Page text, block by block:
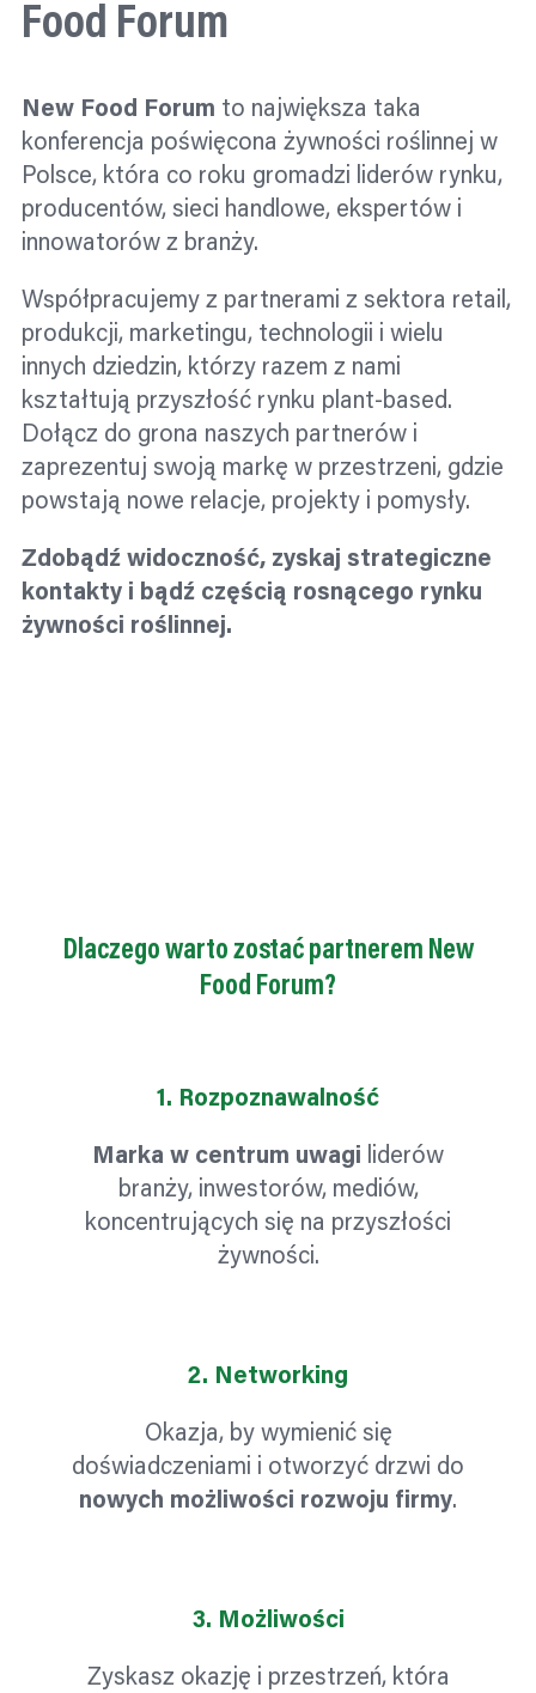
Food Forum
New Food Forum to największa taka
konferencja poświęcona żywności roślinnej w
Polsce, która co roku gromadzi liderów rynku,
producentów, sieci handlowe, ekspertów i
innowatorów z branży.
Współpracujemy z partnerami z sektora retail,
produkcji, marketingu, technologii i wielu
innych dziedzin, którzy razem z nami
kształtują przyszłość rynku plant-based.
Dołącz do grona naszych partnerów i
zaprezentuj swoją markę w przestrzeni, gdzie
powstają nowe relacje, projekty i pomysły.
Zdobądź widoczność, zyskaj strategiczne
kontakty i bądź częścią rosnącego rynku
żywności roślinnej.
Dlaczego warto zostać partnerem New
Food Forum?
1. Rozpoznawalność
Marka w centrum uwagi liderów
branży, inwestorów, mediów,
koncentrujących się na przyszłości
żywności.
2. Networking
Okazja, by wymienić się
doświadczeniami i otworzyć drzwi do
nowych możliwości rozwoju firmy.
3. Możliwości
Zyskasz okazję i przestrzeń, która